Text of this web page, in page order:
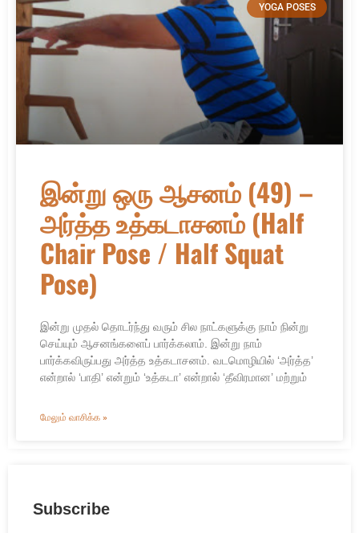
YOGA POSES
இன்று ஒரு ஆசனம் (49) –
அர்த்த உத்கடாசனம் (Half
Chair Pose / Half Squat
Pose)
இன்று முதல் தொடர்ந்து வரும் சில நாட்களுக்கு நாம் நின்று
செய்யும் ஆசனங்களைப் பார்க்கலாம். இன்று நாம்
பார்க்கவிருப்பது அர்த்த உத்கடாசனம். வடமொழியில் ‘அர்த்த’
என்றால் ‘பாதி’ என்றும் ‘உத்கடா’ என்றால் ‘தீவிரமான’ மற்றும்
மேலும் வாசிக்க »
Subscribe